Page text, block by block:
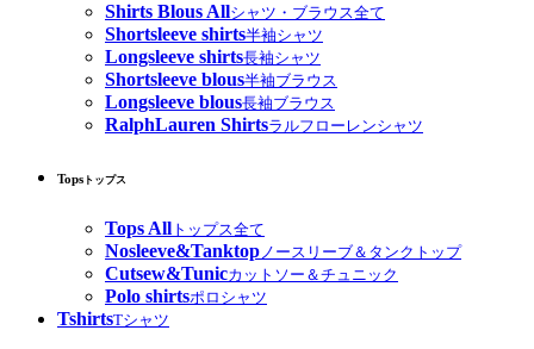
Shirts Blous Allシャツ・ブラウス全て
Shortsleeve shirts半袖シャツ
Longsleeve shirts長袖シャツ
Shortsleeve blous半袖ブラウス
Longsleeve blous長袖ブラウス
RalphLauren Shirtsラルフローレンシャツ
Tops トップス
Tops All トップス全て
Nosleeve&Tanktop ノースリーブ＆タンクトップ
Cutsew&Tunicカットソー＆チュニック
Polo shirtsポロシャツ
TshirtsTシャツ